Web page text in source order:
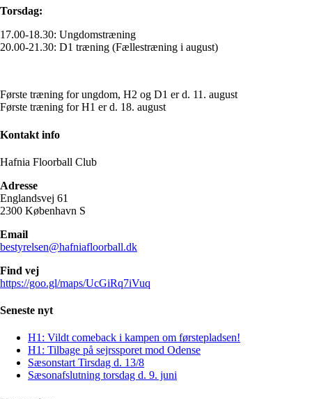
Torsdag:
17.00-18.30: Ungdomstræning
20.00-21.30: D1 træning (Fællestræning i august)
Første træning for ungdom, H2 og D1 er d. 11. august
Første træning for H1 er d. 18. august
Kontakt info
Hafnia Floorball Club
Adresse
Englandsvej 61
2300 København S
Email
bestyrelsen@hafniafloorball.dk
Find vej
https://goo.gl/maps/UcGiRq7iVuq
Seneste nyt
H1: Vildt comeback i kampen om førstepladsen!
H1: Tilbage på sejrssporet mod Odense
Sæsonstart Tirsdag d. 13/8
Sæsonafslutning torsdag d. 9. juni